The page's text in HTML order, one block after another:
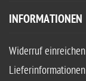
INFORMATIONEN
Widerruf einreichen
Lieferinformationen